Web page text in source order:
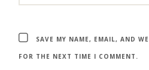
SAVE MY NAME, EMAIL, AND
FOR THE NEXT TIME I COMMENT.